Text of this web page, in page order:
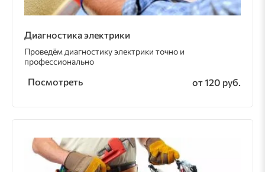
Диагностика электрики
Проведём диагностику электрики точно и
профессионально
Посмотреть от 120 руб.